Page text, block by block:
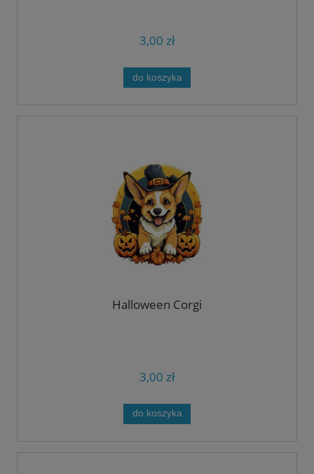
3,00 zł
do koszyka
Halloween Corgi
3,00 zł
do koszyka